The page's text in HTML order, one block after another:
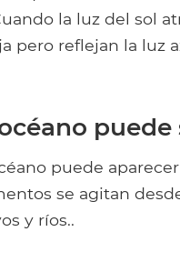
la luz del sol
pero reflejan la luz
puede
se agitan
y ríos..